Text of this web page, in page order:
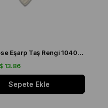
Aker Ekose Eşarp Taş Rengi 1040400 - 912 - 32682
$ 13.86
Sepete Ekle